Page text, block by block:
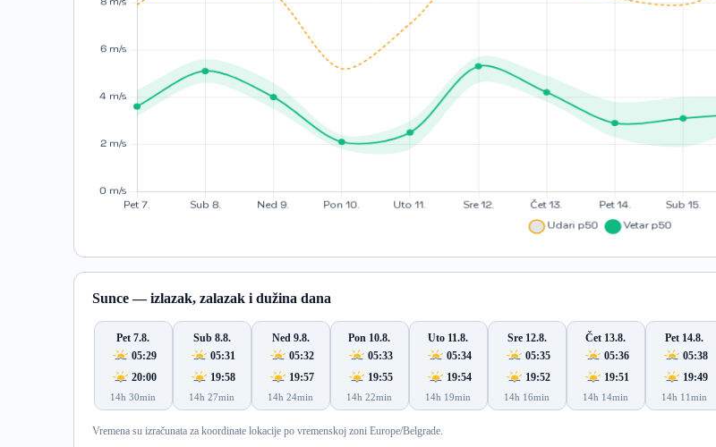
Sunce — izlazak, zalazak i dužina dana
Pet 7.8.
05:29
20:00
14h 30min
Sub 8.8.
05:31
19:58
14h 27min
Ned 9.8.
05:32
19:57
14h 24min
Pon 10.8.
05:33
19:55
14h 22min
Uto 11.8.
05:34
19:54
14h 19min
Sre 12.8.
05:35
19:52
14h 16min
Čet 13.8.
05:36
19:51
14h 14min
Pet 14.8.
05:38
19:49
14h 11min
Vremena su izračunata za koordinate lokacije po vremenskoj zoni Europe/Belgrade.